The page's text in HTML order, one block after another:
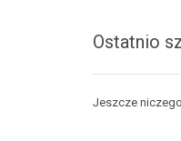
Ostatnio
Jeszcze